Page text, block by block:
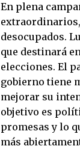
En plena
desocupados.
que destinará
elecciones. El
gobierno tiene
mejorar su
objetivo es
promesas y lo
más